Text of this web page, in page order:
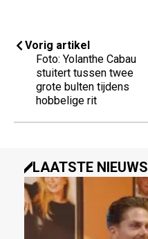
Vorig artikel
Foto: Yolanthe Cabau
stuitert tussen twee
grote bulten tijdens
hobbelige rit
LAATSTE NIEUWS